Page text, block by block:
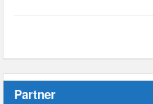
Partner